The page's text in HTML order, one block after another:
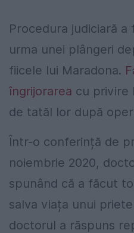
Procedura judiciară
urma unei plângeri
fiicele lui Maradona.
îngrijorarea cu privire
de tatăl lor după
Într-o conferință de
noiembrie 2020,
spunând că a făcut
salva viața unui
doctorul a răspuns